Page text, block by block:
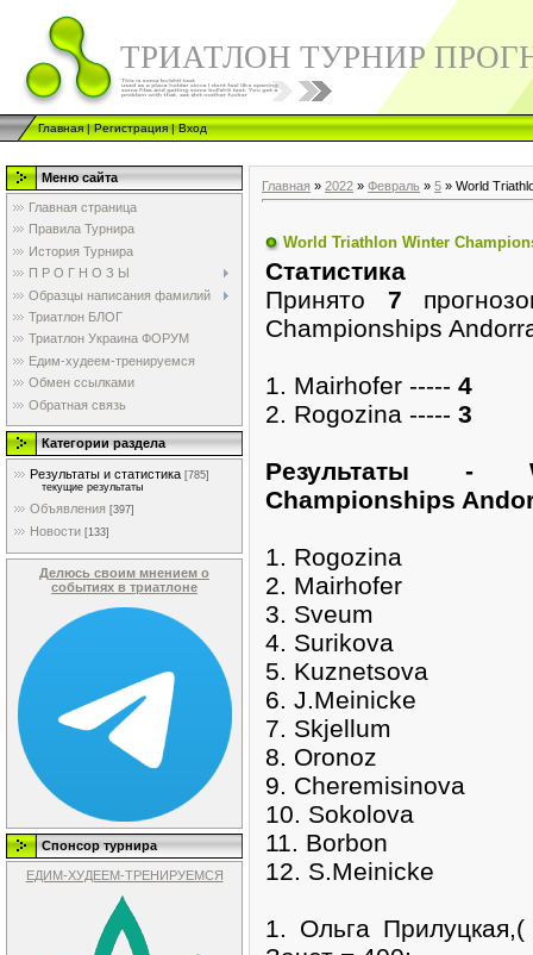
ТРИАТЛОН ТУРНИР
Главная|Регистрация|Вход
Меню сайта
Главная страница
Правила Турнира
История Турнира
П Р О Г Н О З Ы
Образцы написания фамилий
Триатлон БЛОГ
Триатлон Украина ФОРУМ
Едим-худеем-тренируемся
Обмен ссылками
Обратная связь
Категории раздела
Результаты и статистика [785]
текущие результаты
Объявления [397]
Новости [133]
Делюсь своим мнением о
событиях в триатлоне
Спонсор турнира
ЕДИМ-ХУДЕЕМ-ТРЕНИРУЕМСЯ
Главная » 2022 » Февраль » 5 » World
World Triathlon Winter
Cтатистика
Принято 7
Championships
1. Mairhofer ----- 4
2. Rogozina ----- 3
Pезультаты -
Championships
1. Rogozina
2. Mairhofer
3. Sveum
4. Surikova
5. Kuznetsova
6. J.Meinicke
7. Skjellum
8. Oronoz
9. Cheremisinova
10. Sokolova
11. Borbon
12. S.Meinicke
1. Ольга